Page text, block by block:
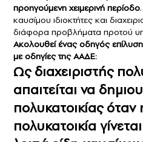
προηγούμενη χειμερινή περίοδο
καυσίμου ιδιοκτήτες και
διάφορα προβλήματα προτού
Ακολουθεί ένας οδηγός
με οδηγίες της ΑΑΔΕ:
Ως διαχειριστής
απαιτείται να
πολυκατοικίας
πολυκατοικία